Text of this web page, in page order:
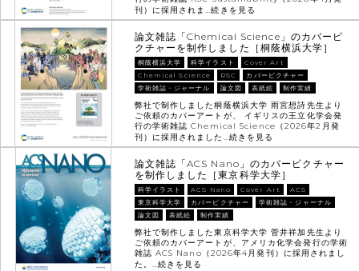
刊）に採用されま…続きを見る
論文雑誌「Chemical Science」のカバーピ
クチャーを制作しました［桐蔭横浜大学］
桐蔭横浜大学 科学イラスト
Cover Art
Chemical Science
RSC
カバーピクチャー
学術雑誌・ジャーナル
論文図 表紙絵 制作実績
弊社で制作しました桐蔭横浜大学 雨宮想詩先生より
ご依頼のカバーアートが、 イギリスの王立化学会発
行の学術雑誌 Chemical Science（2026年2月発
刊）に採用されました…続きを見る
論文雑誌「ACS Nano」のカバーピクチャー
を制作しました［東京科学大学］
科学イラスト ACS Nano Cover Art
ACS
東京科学大学
カバーピクチャー
学術雑誌・ジャーナル
論文図
表紙絵 制作実績
弊社で制作しました東京科学大学 菅井祥加先生より
ご依頼のカバーアートが、アメリカ化学会発行の学術
雑誌 ACS Nano（2026年4月発刊）に採用されまし
た。…続きを見る